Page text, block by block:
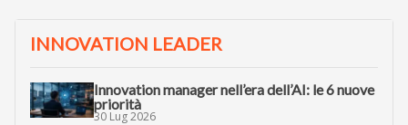
INNOVATION LEADER
Innovation manager nell’era dell’AI: le 6 nuove
priorità
30 Lug 2026